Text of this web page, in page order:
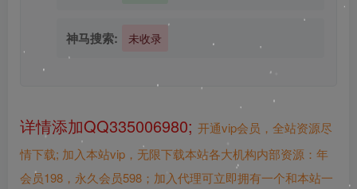
神马搜索: 未收录
详情添加QQ335006980; 开通vip会员，全站资源尽
情下载; 加入本站vip，无限下载本站各大机构内部资源：年
会员198，永久会员598；加入代理可立即拥有一个和本站一